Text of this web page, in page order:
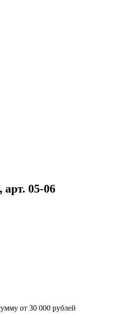
05-06
от 30 000 рублей